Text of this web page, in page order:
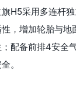
H5采用多连杆
，增加轮胎与地
配备前排4安全
。